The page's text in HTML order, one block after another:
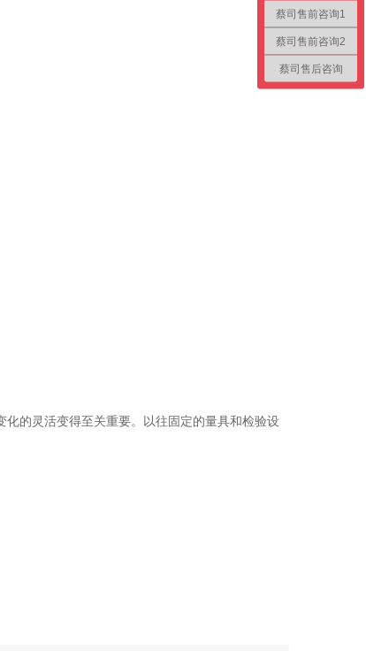
的灵活变得至关重要。以往固定的量具和检验设
蔡司售前咨询1
蔡司售前咨询2
蔡司售后咨询